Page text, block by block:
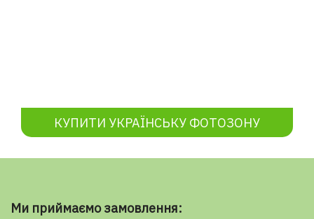
КУПИТИ УКРАЇНСЬКУ ФОТОЗОНУ
Ми приймаємо замовлення: